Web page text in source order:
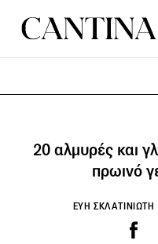
20 αλμυρές και
πρωινό
ΕΥΗ ΣΚΛΑΤΙΝΙΩΤΗ